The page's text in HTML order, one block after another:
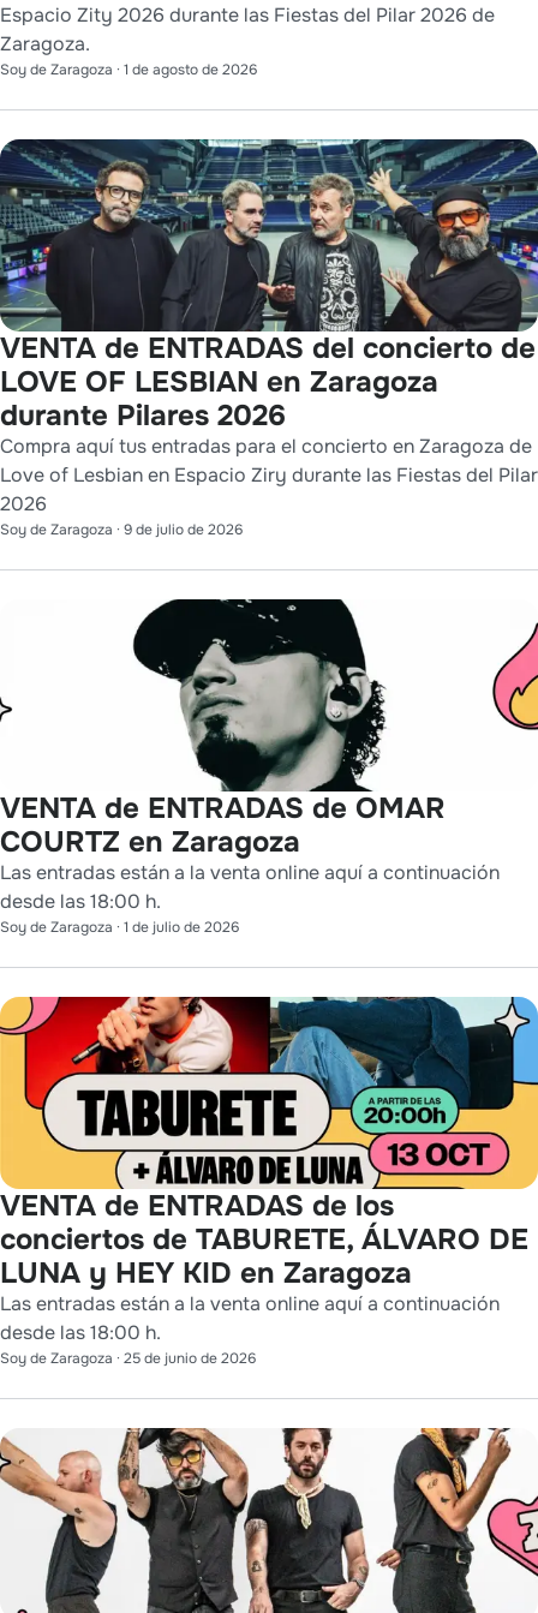
Espacio Zity 2026 durante las Fiestas del Pilar 2026 de
Zaragoza.
Soy de Zaragoza · 1 de agosto de 2026
VENTA de ENTRADAS del concierto de
LOVE OF LESBIAN en Zaragoza
durante Pilares 2026
Compra aquí tus entradas para el concierto en Zaragoza de
Love of Lesbian en Espacio Ziry durante las Fiestas del Pilar
2026
Soy de Zaragoza · 9 de julio de 2026
VENTA de ENTRADAS de OMAR
COURTZ en Zaragoza
Las entradas están a la venta online aquí a continuación
desde las 18:00 h.
Soy de Zaragoza · 1 de julio de 2026
VENTA de ENTRADAS de los
conciertos de TABURETE, ÁLVARO DE
LUNA y HEY KID en Zaragoza
Las entradas están a la venta online aquí a continuación
desde las 18:00 h.
Soy de Zaragoza · 25 de junio de 2026